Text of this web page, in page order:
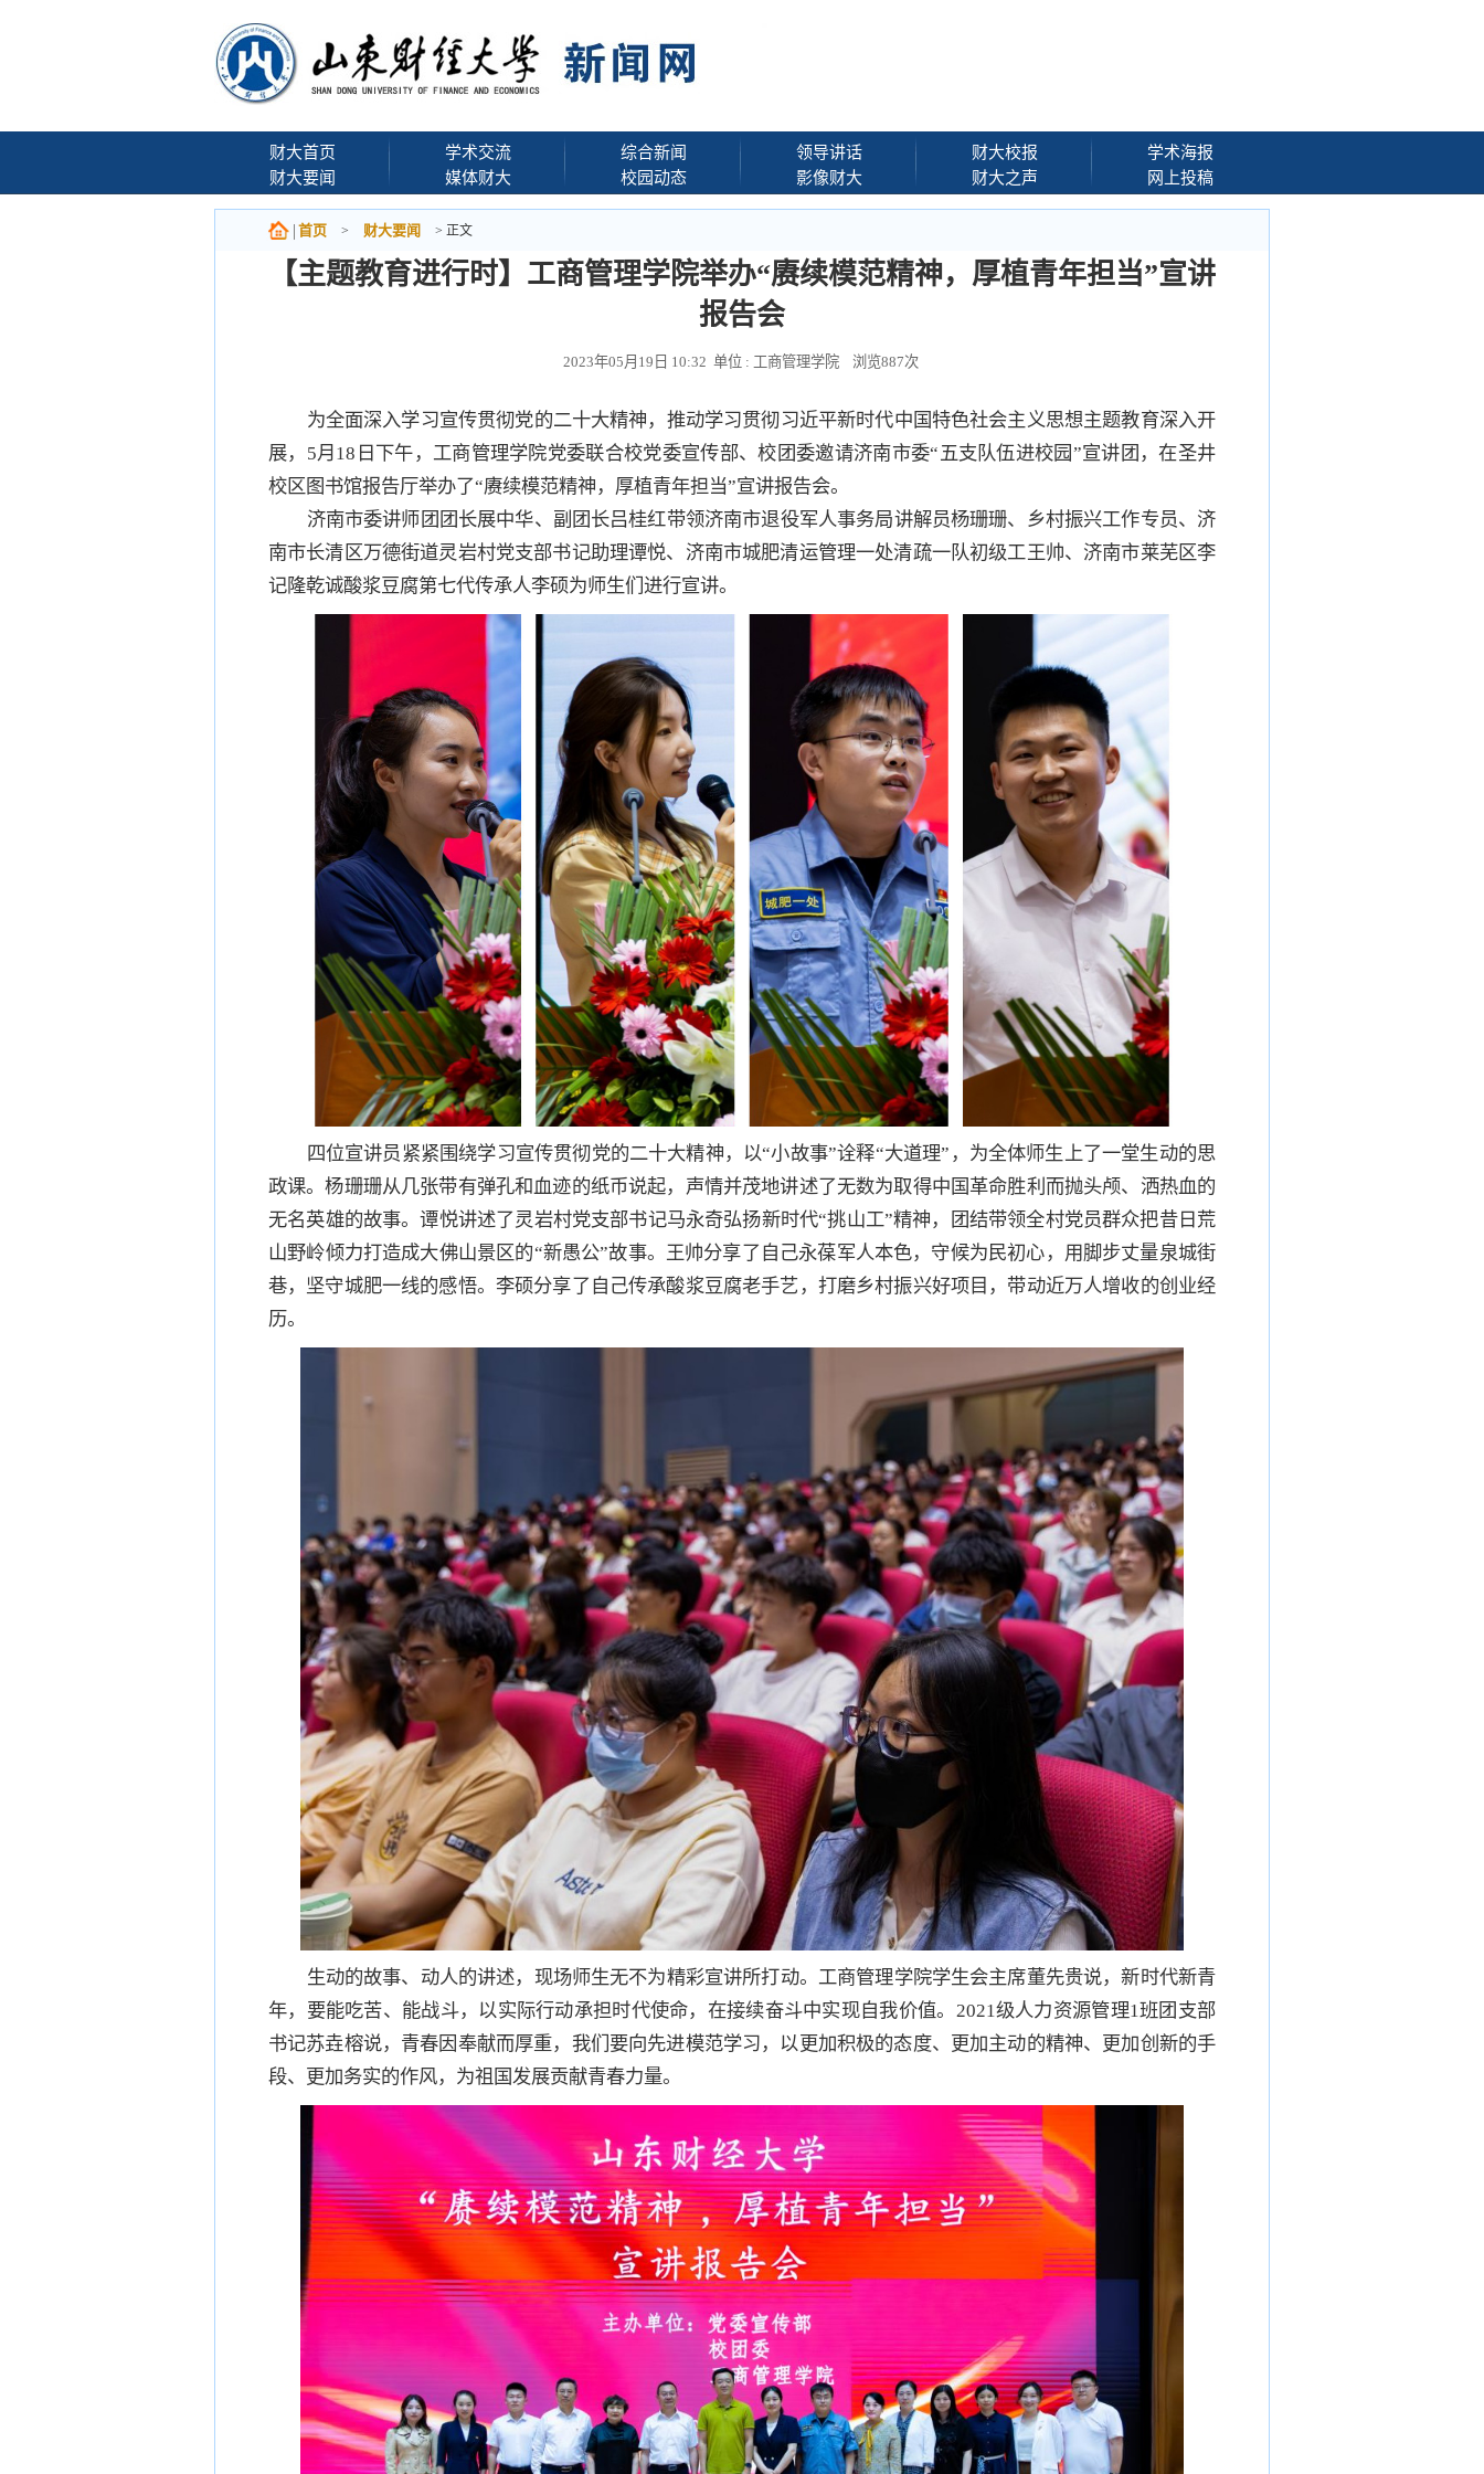
财大首页
财大要闻
学术交流
媒体财大
综合新闻
校园动态
领导讲话
影像财大
财大校报
财大之声
学术海报
网上投稿
首页 > 财大要闻 > 正文
【主题教育进行时】工商管理学院举办“赓续模范精神，厚植青年担当”宣讲
报告会
2023年05月19日 10:32 单位 : 工商管理学院 浏览887次
为全面深入学习宣传贯彻党的二十大精神，推动学习贯彻习近平新时代中国特色社会主义思想主题教育深入开
展，5月18日下午，工商管理学院党委联合校党委宣传部、校团委邀请济南市委“五支队伍进校园”宣讲团，在圣井
校区图书馆报告厅举办了“赓续模范精神，厚植青年担当”宣讲报告会。
济南市委讲师团团长展中华、副团长吕桂红带领济南市退役军人事务局讲解员杨珊珊、乡村振兴工作专员、济
南市长清区万德街道灵岩村党支部书记助理谭悦、济南市城肥清运管理一处清疏一队初级工王帅、济南市莱芜区李
记隆乾诚酸浆豆腐第七代传承人李硕为师生们进行宣讲。
四位宣讲员紧紧围绕学习宣传贯彻党的二十大精神，以“小故事”诠释“大道理”，为全体师生上了一堂生动的思
政课。杨珊珊从几张带有弹孔和血迹的纸币说起，声情并茂地讲述了无数为取得中国革命胜利而抛头颅、洒热血的
无名英雄的故事。谭悦讲述了灵岩村党支部书记马永奇弘扬新时代“挑山工”精神，团结带领全村党员群众把昔日荒
山野岭倾力打造成大佛山景区的“新愚公”故事。王帅分享了自己永葆军人本色，守候为民初心，用脚步丈量泉城街
巷，坚守城肥一线的感悟。李硕分享了自己传承酸浆豆腐老手艺，打磨乡村振兴好项目，带动近万人增收的创业经
历。
生动的故事、动人的讲述，现场师生无不为精彩宣讲所打动。工商管理学院学生会主席董先贵说，新时代新青
年，要能吃苦、能战斗，以实际行动承担时代使命，在接续奋斗中实现自我价值。2021级人力资源管理1班团支部
书记苏垚榕说，青春因奉献而厚重，我们要向先进模范学习，以更加积极的态度、更加主动的精神、更加创新的手
段、更加务实的作风，为祖国发展贡献青春力量。